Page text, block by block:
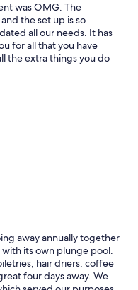
was OMG. The
the set up is so
all our needs. It has
for all that you have
the extra things you do
unnoticed. Definitely
away annually together
its own plunge pool.
hair driers, coffee
four days away. We